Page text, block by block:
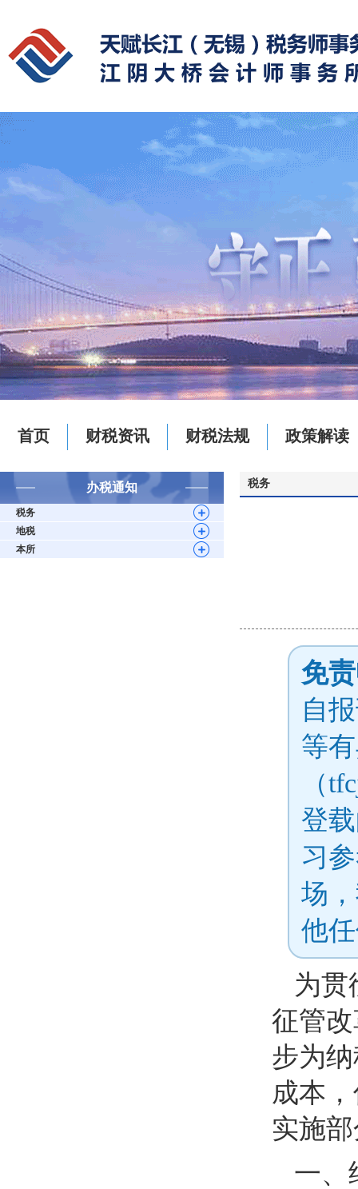
首页 财税资讯 财税法规 政策解读
办税通知
税务
地税
本所
税务
免
自
等
（
登
习
场
他
为贯
征管
步为
成本
实施
一、